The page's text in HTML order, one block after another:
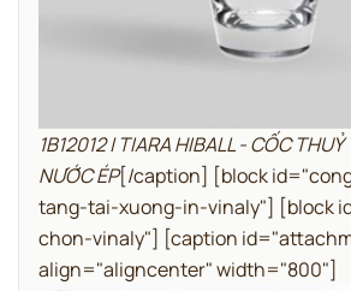
1B12012 | TIARA HIBALL - CỐC
NƯỚC ÉP[/caption] [block
tang-tai-xuong-in-vinaly"] [block
chon-vinaly"] [caption
align="aligncenter" width="800"]